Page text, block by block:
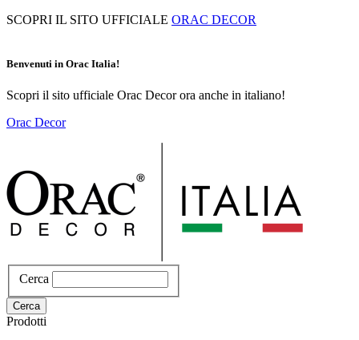
Salta
principale
SCOPRI IL SITO UFFICIALE ORAC DECOR
Benvenuti in Orac Italia!
Scopri il sito ufficiale Orac Decor ora anche in italiano!
Orac Decor
Cerca
Cerca
Prodotti